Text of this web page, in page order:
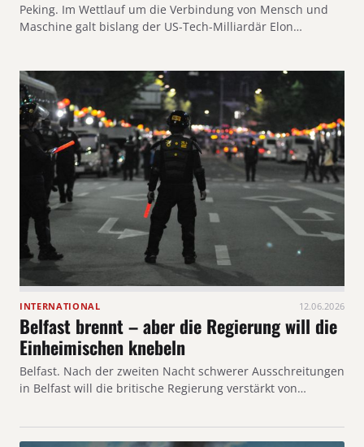
Peking. Im Wettlauf um die Verbindung von Mensch und
Maschine galt bislang der US-Tech-Milliardär Elon…
INTERNATIONAL 12.06.2026
Belfast brennt – aber die Regierung will die
Einheimischen knebeln
Belfast. Nach der zweiten Nacht schwerer Ausschreitungen
in Belfast will die britische Regierung verstärkt von…